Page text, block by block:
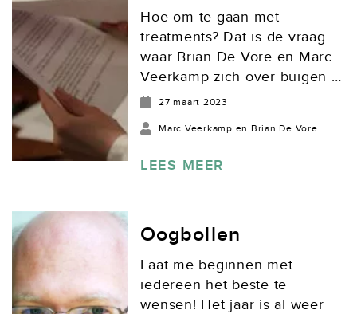
Hoe om te gaan met
treatments? Dat is de vraag
waar Brian De Vore en Marc
Veerkamp zich over buigen in
de vierde aflevering van de
praktische kanten van
scenarioschrijven. Foto:
Cotton Bro studio BRIAN:
volgens mij zijn de...
27 maart 2023
Marc Veerkamp en Brian De Vore
LEES MEER
Oogbollen
Laat me beginnen met
iedereen het beste te
wensen! Het jaar is al weer